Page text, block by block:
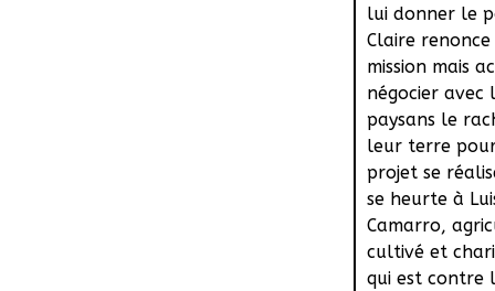
lui donner le
Claire renonce
mission mais
négocier avec
paysans le
leur terre
projet se
se heurte à
Camarro,
cultivé et
qui est contre